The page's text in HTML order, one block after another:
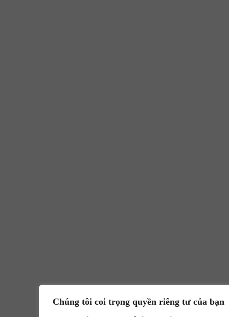
Chúng tôi coi trọng quyền riêng tư của bạn